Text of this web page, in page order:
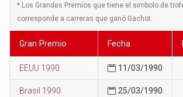
* Los Grandes Premios que tiene el simbolo de
corresponde a carreras que ganó Gachot.
Gran Premio Fecha
EEUU 1990 11/03/1990
Brasil 1990 25/03/1990